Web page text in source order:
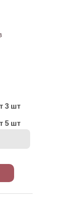
3 шт
5 шт